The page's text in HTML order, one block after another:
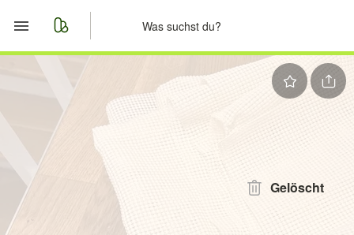
Merkliste
Nachrichten
Anzeige aufgeben
Gelöscht